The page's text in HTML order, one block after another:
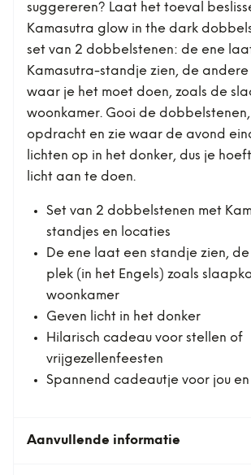
suggereren? Laat het toeval
Kamasutra glow in the dark
set van 2 dobbelstenen: de ene
Kamasutra-standje zien, de
waar je het moet doen, zoals de
woonkamer. Gooi de
opdracht en zie waar de avond
lichten op in het donker, dus je
licht aan te doen.
Set van 2 dobbelstenen met
standjes en locaties
De ene laat een standje zien,
plek (in het Engels) zoals
woonkamer
Geven licht in het donker
Hilarisch cadeau voor stellen of
vrijgezellenfeesten
Spannend cadeautje voor jou
Aanvullende informatie